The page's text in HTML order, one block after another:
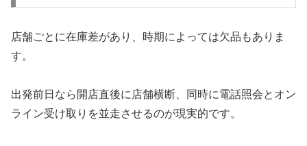
店舗ごとに在庫差があり、時期によっては欠品もありま
す。
出発前日なら開店直後に店舗横断、同時に電話照会とオン
ライン受け取りを並走させるのが現実的です。